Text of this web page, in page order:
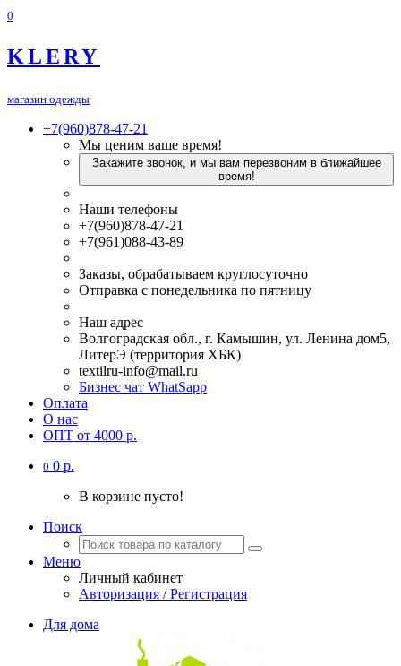
0
KLERY
магазин одежды
+7(960)878-47-21
Мы ценим ваше время!
Закажите звонок, и мы вам перезвоним в ближайшее
время!
Наши телефоны
+7(960)878-47-21
+7(961)088-43-89
Заказы, обрабатываем круглосуточно
Отправка с понедельника по пятницу
Наш адрес
Волгоградская обл., г. Камышин, ул. Ленина дом5,
ЛитерЭ (территория ХБК)
textilru-info@mail.ru
Бизнес чат WhatSapp
Оплата
О нас
ОПТ от 4000 р.
0 0 р.
В корзине пусто!
Поиск
Меню
Личный кабинет
Авторизация / Регистрация
Для дома